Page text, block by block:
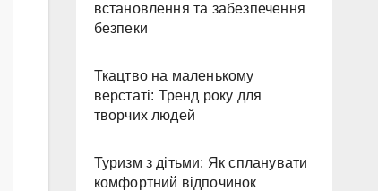
встановлення та забезпечення
безпеки
Ткацтво на маленькому
верстаті: Тренд року для
творчих людей
Туризм з дітьми: Як спланувати
комфортний відпочинок